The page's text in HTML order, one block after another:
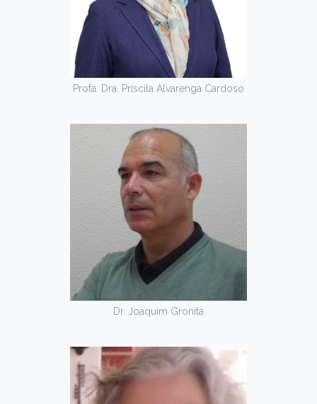
Profa. Dra. Priscila Alvarenga Cardoso
Dr. Joaquim Gronita